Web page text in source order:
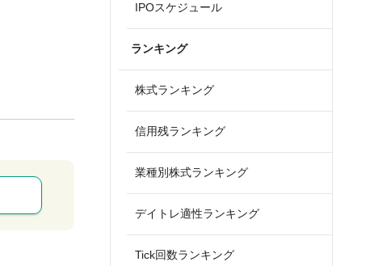
IPOスケジュール
ランキング
株式ランキング
信用残ランキング
業種別株式ランキング
デイトレ適性ランキング
Tick回数ランキング